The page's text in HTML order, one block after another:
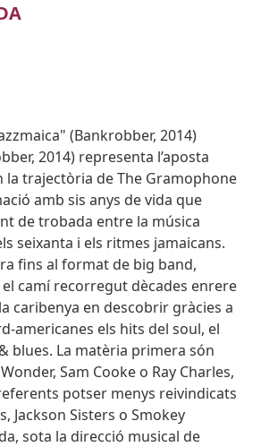
(Bankrobber, 2014)
2014) representa l’aposta
la trajectòria de The Gramophone
amb sis anys de vida que
de trobada entre la música
seixanta i els ritmes jamaicans.
fins al format de big band,
camí recorregut dècades enrere
caribenya en descobrir gràcies a
americanes els hits del soul, el
blues. La matèria primera són
Sam Cooke o Ray Charles,
potser menys reivindicats
Jackson Sisters o Smokey
sota la direcció musical de